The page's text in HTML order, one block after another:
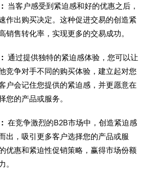
当客户感受到紧迫感和好的优惠之后，
作出购买决定。这种促进交易的创造紧
销售转化率，实现更多的交易成功。
通过提供独特的紧迫感体验，您可以让
竞争对手不同的购买体验，建立起对您
户会记住您提供的紧迫感，并更愿意在
您的产品或服务。
在竞争激烈的B2B市场中，创造紧迫感
出，吸引更多客户选择您的产品或服
优惠和紧迫性促销策略，赢得市场份额
。